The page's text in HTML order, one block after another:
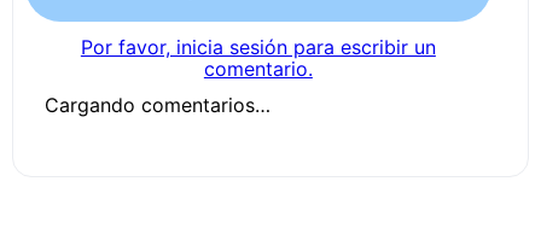
Por favor, inicia sesión para escribir un
comentario.
Cargando comentarios…